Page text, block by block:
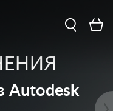
Autodesk